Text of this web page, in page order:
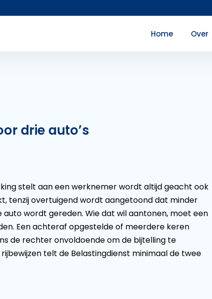
Home Over
drie auto’s
stelt aan een werknemer wordt altijd geacht ook
tenzij overtuigend wordt aangetoond dat minder
wordt gereden. Wie dat wil aantonen, moet een
Een achteraf opgestelde of meerdere keren
de rechter onvoldoende om de bijtelling te
telt de Belastingdienst minimaal de twee